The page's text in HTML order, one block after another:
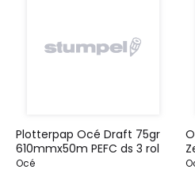
Plotterpap Océ Draft 75gr
610mmx50m PEFC ds 3 rol
Océ